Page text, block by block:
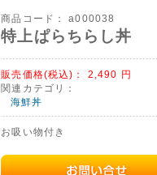
商品コード： a000038
特上ぱらちらし丼
販売価格(税込)： 2,490 円
関連カテゴリ：
海鮮丼
お吸い物付き